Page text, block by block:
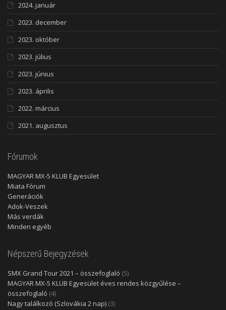
2024. január
2023. december
2023. október
2023. július
2023. június
2023. április
2022. március
2021. augusztus
Fórumok
MAGYAR MX-5 KLUB Egyesület
Miata Fórum
Generációk
Adok-Veszek
Más verdák
Minden egyéb
Népszerű Bejegyzések
SMX Grand Tour 2021 – összefoglaló (5)
MAGYAR MX-5 KLUB Egyesület éves rendes közgyűlése –
összefoglaló (4)
Nagy találkozó (Szlovákia 2 nap) (3)